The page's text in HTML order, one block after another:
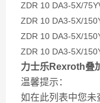
ZDR 10 DA3-5X/
ZDR 10 DA3-5X/
ZDR 10 DA3-5X/
ZDR 10 DA3-5X/
力士乐Rexroth叠
温馨提示：
如在此列表中您未